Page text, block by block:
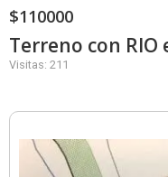
$110000
Terreno con RIO
Visitas: 211